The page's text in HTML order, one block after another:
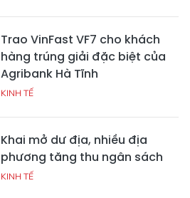
Trao VinFast VF7 cho khách
hàng trúng giải đặc biệt của
Agribank Hà Tĩnh
KINH TẾ
Khai mở dư địa, nhiều địa
phương tăng thu ngân sách
KINH TẾ